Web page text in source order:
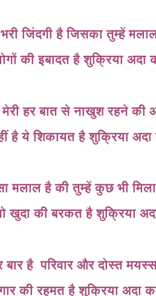
जिंदगी है जिसका तुम्हें
की इबादत है शुक्रिया अदा
मेरी हर बात से नाखुश रहने
है ये शिकायत है शुक्रिया अदा
मलाल है की तुम्हें कुछ भी
खुदा की बरकत है शुक्रिया
है परिवार और दोस्त
की रहमत है शुक्रिया अदा